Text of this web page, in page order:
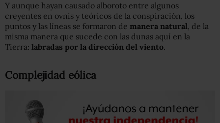
Y aunque hayan causado alboroto entre algunos
creyentes en ovnis y teóricos de la conspiración, los
puntos y las líneas se formaron de manera natural, de la
misma manera que sucede con las dunas aquí en la
Tierra: labradas por la dirección del viento.
Complejidad eólica